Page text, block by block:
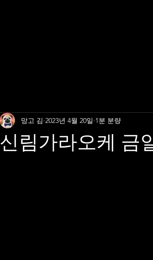
신림가라오케 금
망고 김 2023년 4월 20일 1분 분량